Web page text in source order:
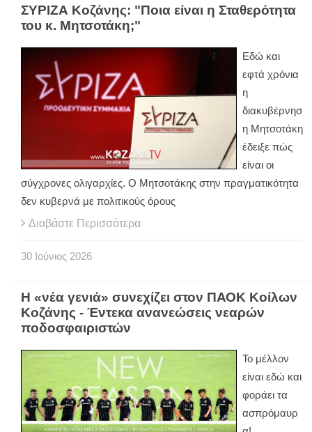
ΣΥΡΙΖΑ Κοζάνης: "Ποια είναι η Σταθερότητα
του κ. Μητσοτάκη;"
Εδώ και
εφτά χρόνια
η
διακυβέρνησ
η Μητσοτάκη
έδειξε πώς
είναι οι
σύγχρονες ολιγαρχίες. Ο Μητσοτάκης στην πραγματικότητα
δεν κυβερνά με πολιτικούς όρους
Διαβάστε Περισσότερα
30 Ιούνιος 2026
Η «νέα γενιά» συνεχίζει στον ΠΑΟΚ Κοίλων
Κοζάνης - Έντεκα ανανεώσεις νεαρών
ποδοσφαιριστών
Το μέλλον
είναι εδώ και
φοράει τα
ασπρόμαυρ